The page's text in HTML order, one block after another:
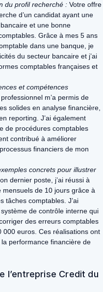
du profil recherché : Votre offre
d’un candidat ayant une
et une bonne
Grâce à mes 5 ans
dans une banque, je
du secteur bancaire et j’ai
comptables françaises et
et compétences
m’a permis de
solides en analyse financière,
reporting. J’ai également
de procédures comptables
contribué à améliorer
financiers de mon
concrets pour illustrer
dernier poste, j’ai réussi à
de 10 jours grâce à
tâches comptables. J’ai
de contrôle interne qui
des erreurs comptables
000 euros. Ces réalisations ont
performance financière de
l’entreprise Credit du